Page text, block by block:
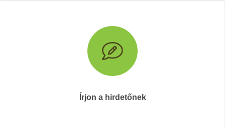
Írjon a hirdetőnek